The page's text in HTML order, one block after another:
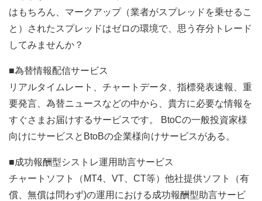
はもちろん、マークアップ（業者がスプレッドを乗せるこ
と）されたスプレッドはゼロの環境で、思う存分トレード
してみませんか？
■為替情報配信サービス
リアルタイムレート、チャートデータ、指標発表速報、重
要発言、為替ニュースなどの中から、貴方に必要な情報を
すぐさまお届けするサービスです。 BtoCの一般投資家様
向けにサービスとBtoBの企業様向けサービスがある。
■成功報酬型シストレ運用助言サービス
チャートソフト（MT4、VT、CT等）他社提供ソフト（有
償、無償は問わず)の運用における成功報酬型助言サービ